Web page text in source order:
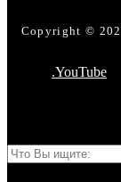
Copyright ©
.YouTube